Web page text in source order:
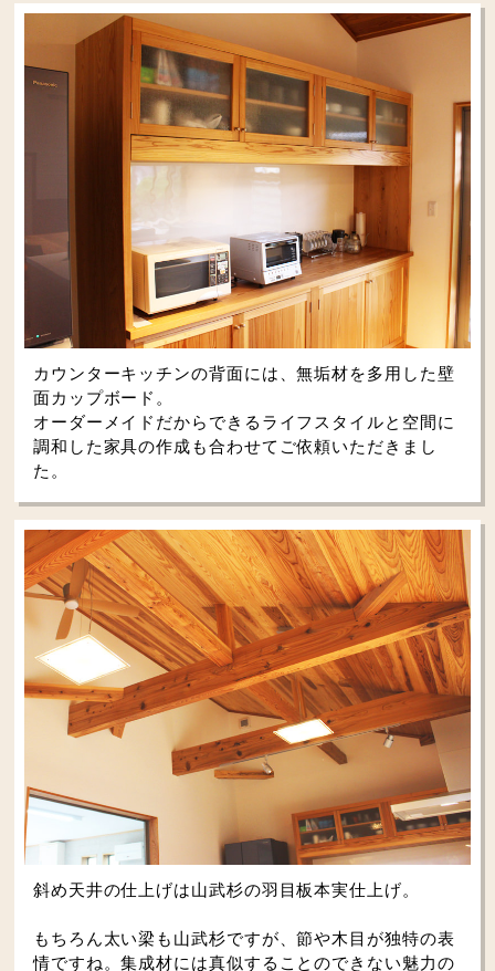
カウンターキッチンの背面には、無垢材を多用した壁
面カップボード。
オーダーメイドだからできるライフスタイルと空間に
調和した家具の作成も合わせてご依頼いただきまし
た。
斜め天井の仕上げは山武杉の羽目板本実仕上げ。
もちろん太い梁も山武杉ですが、節や木目が独特の表
情ですね。集成材には真似することのできない魅力の